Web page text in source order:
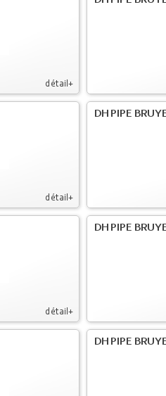
détail+
détail+
DH PIPE
détail+
DH PIPE
DH PIPE